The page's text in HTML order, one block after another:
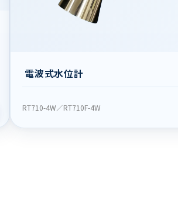
電波式水位計
RT710-4W／RT710F-4W